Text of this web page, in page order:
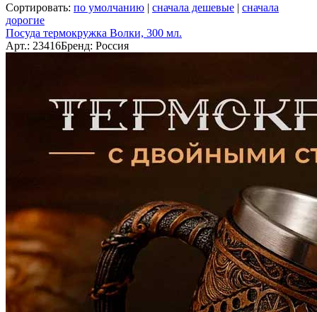
Сортировать: по умолчанию | сначала дешевые | сначала
дорогие
Посуда термокружка Волки, 300 мл.
Арт.: 23416Бренд: Россия